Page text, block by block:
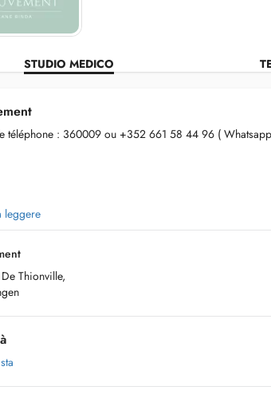
STUDIO MEDICO
téléphone : 360009 ou +352 661 58 44 96 (
leggere
Thionville,